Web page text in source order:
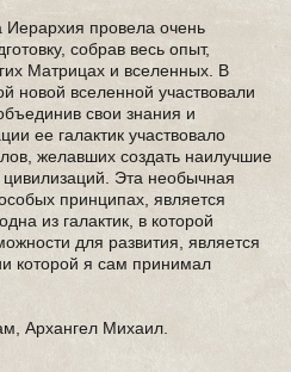
Иерархия провела очень
собрав весь опыт,
Матрицах и вселенных. В
новой вселенной участвовали
свои знания и
ее галактик участвовало
желавших создать наилучшие
Эта необычная
принципах, является
из галактик, в которой
для развития, является
которой я сам принимал
Архангел Михаил.